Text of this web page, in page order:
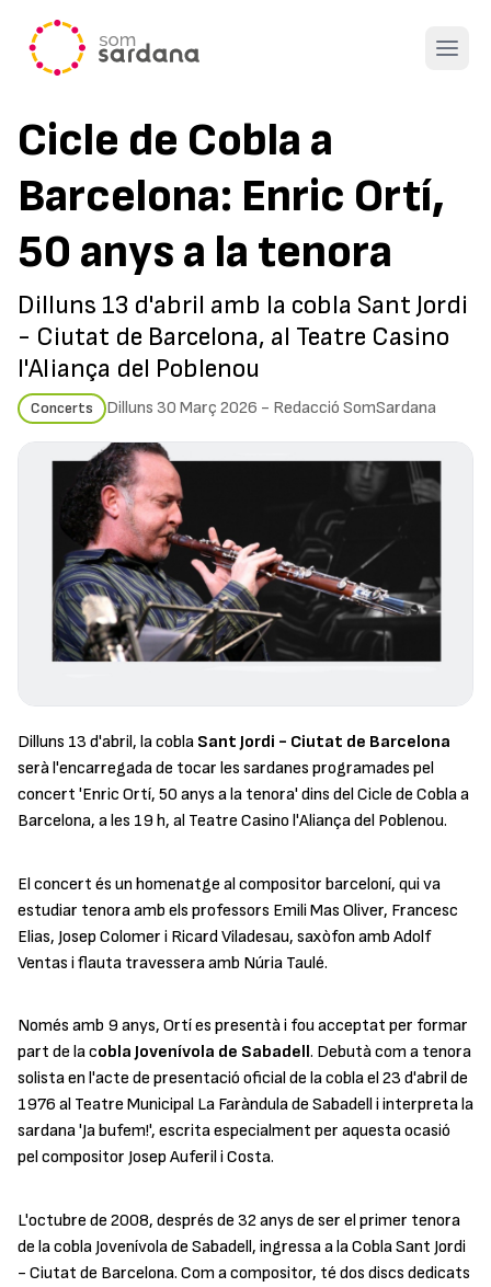
Open
Cicle de Cobla a
Barcelona: Enric Ortí,
50 anys a la tenora
Dilluns 13 d'abril amb la cobla Sant Jordi
- Ciutat de Barcelona, al Teatre Casino
l'Aliança del Poblenou
Concerts Dilluns 30 Març 2026 - Redacció SomSardana
Dilluns 13 d'abril, la cobla Sant Jordi - Ciutat de Barcelona
serà l'encarregada de tocar les sardanes programades pel
concert 'Enric Ortí, 50 anys a la tenora' dins del Cicle de Cobla a
Barcelona, a les 19 h, al Teatre Casino l'Aliança del Poblenou.
El concert és un homenatge al compositor barceloní, qui va
estudiar tenora amb els professors Emili Mas Oliver, Francesc
Elias, Josep Colomer i Ricard Viladesau, saxòfon amb Adolf
Ventas i flauta travessera amb Núria Taulé.
Només amb 9 anys, Ortí es presentà i fou acceptat per formar
part de la cobla Jovenívola de Sabadell. Debutà com a tenora
solista en l'acte de presentació oficial de la cobla el 23 d'abril de
1976 al Teatre Municipal La Faràndula de Sabadell i interpreta la
sardana 'Ja bufem!', escrita especialment per aquesta ocasió
pel compositor Josep Auferil i Costa.
L'octubre de 2008, després de 32 anys de ser el primer tenora
de la cobla Jovenívola de Sabadell, ingressa a la Cobla Sant Jordi
- Ciutat de Barcelona. Com a compositor, té dos discs dedicats